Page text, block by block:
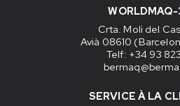
WORLDMAQ-
Crta. Moli del
Avià 08610
Telf: +34 93
SERVICE À LA